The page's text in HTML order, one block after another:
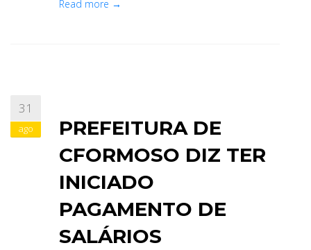
Read more →
31
ago
PREFEITURA DE
CFORMOSO DIZ TER
INICIADO
PAGAMENTO DE
SALÁRIOS